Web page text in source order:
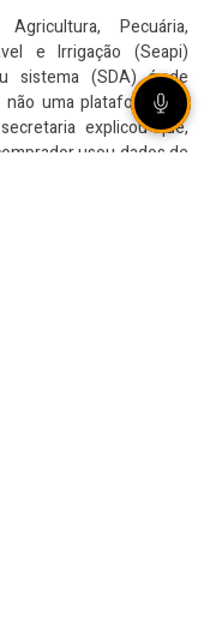
Pecuária,
e Irrigação (Seapi)
sistema (SDA) é de
uma plataforma de
explicou que,
usou dados de